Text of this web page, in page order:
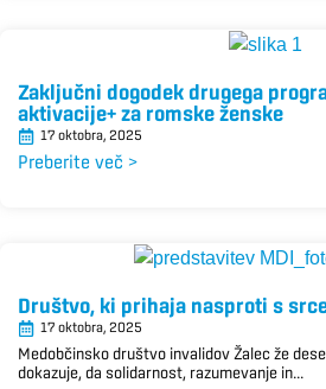
Zaključni dogodek drugega
aktivacije+ za romske ženske
17 oktobra, 2025
Preberite več >
Društvo, ki prihaja nasproti s
17 oktobra, 2025
Medobčinsko društvo invalidov Žalec že
dokazuje, da solidarnost, razumevanje in...